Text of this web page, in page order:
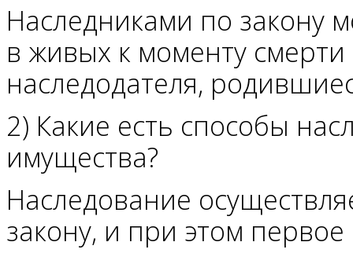
Наследниками по закону
в живых к моменту смерти
наследодателя,
2) Какие есть способы
имущества?
Наследование
закону, и при этом